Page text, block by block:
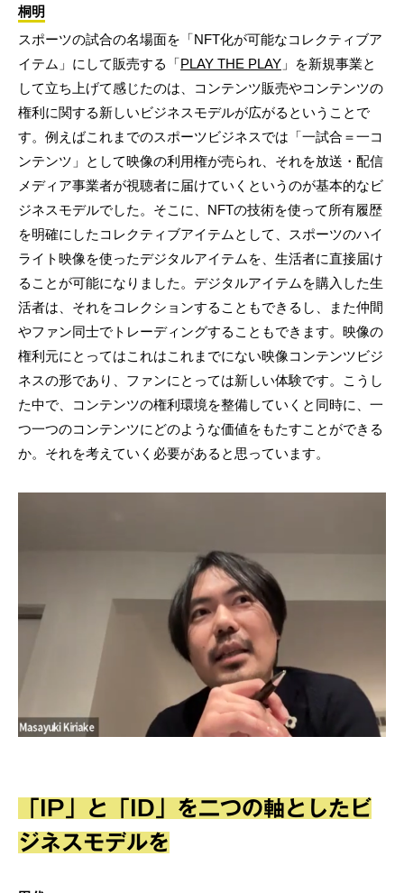
桐明
スポーツの試合の名場面を「NFT化が可能なコレクティブア
イテム」にして販売する「PLAY THE PLAY 」を新規事業と
して立ち上げて感じたのは、コンテンツ販売やコンテンツの
権利に関する新しいビジネスモデルが広がるということで
す。例えばこれまでのスポーツビジネスでは「一試合＝一コ
ンテンツ」として映像の利用権が売られ、それを放送・配信
メディア事業者が視聴者に届けていくというのが基本的なビ
ジネスモデルでした。そこに、NFTの技術を使って所有履歴
を明確にしたコレクティブアイテムとして、スポーツのハイ
ライト映像を使ったデジタルアイテムを、生活者に直接届け
ることが可能になりました。デジタルアイテムを購入した生
活者は、それをコレクションすることもできるし、また仲間
やファン同士でトレーディングすることもできます。映像の
権利元にとってはこれはこれまでにない映像コンテンツビジ
ネスの形であり、ファンにとっては新しい体験です。こうし
た中で、コンテンツの権利環境を整備していくと同時に、一
つ一つのコンテンツにどのような価値をもたすことができる
か。それを考えていく必要があると思っています。
「IP」と「ID」を二つの軸としたビ
ジネスモデルを